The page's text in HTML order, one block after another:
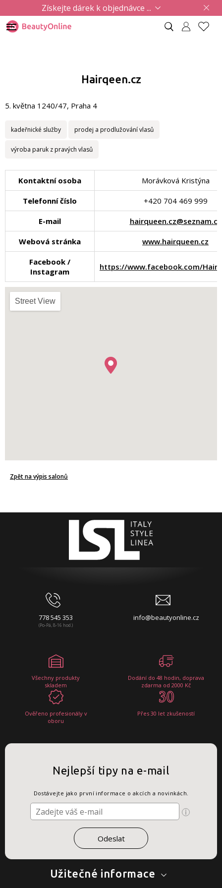
Získejte dárek k objednávce ...
Hairqeen.cz
5. května 1240/47, Praha 4
kadeřnické služby prodej a prodlužování vlasů
výroba paruk z pravých vlasů
Kontaktní osoba Morávková Kristýna
Telefonní číslo +420 704 469 999
E-mail hairqueen.cz@seznam.cz
Webová stránka www.hairqueen.cz
Facebook /
Instagram
https://www.facebook.com/
Street View
Zpět na výpis salonů
778 545 353
(Po-Pá, 8-16 hod.)
info@beautyonline.cz
Všechny produkty
skladem
Dodání do 48 hodin, doprava
zdarma od 2000 Kč
Ověřeno profesionály v
oboru
Přes 30 let zkušeností
Užitečné informace
Nejlepší tipy na e-mail
Dostávejte jako první informace o akcích a novinkách.